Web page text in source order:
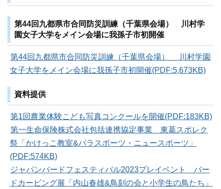
第44回九都県市合同防災訓練（千葉県会場） 川村学
園女子大学をメイン会場に我孫子市初開催
第44回九都県市合同防災訓練（千葉県会場） 川村学園
女子大学をメイン会場に我孫子市初開催(PDF:5,673KB)
資料提供
第1回農業体験こども写真コンクールを開催(PDF:183KB)
第一生命保険株式会社包括連携協定事業 東葛スポレク
祭「かけっこ教室&パラスポーツ・ニュースポーツ」
(PDF:574KB)
ジャパンバードフェスティバル2023プレイベント バー
ドカービング展「内山春雄&鳥刻の会と小学生の鳥たち」